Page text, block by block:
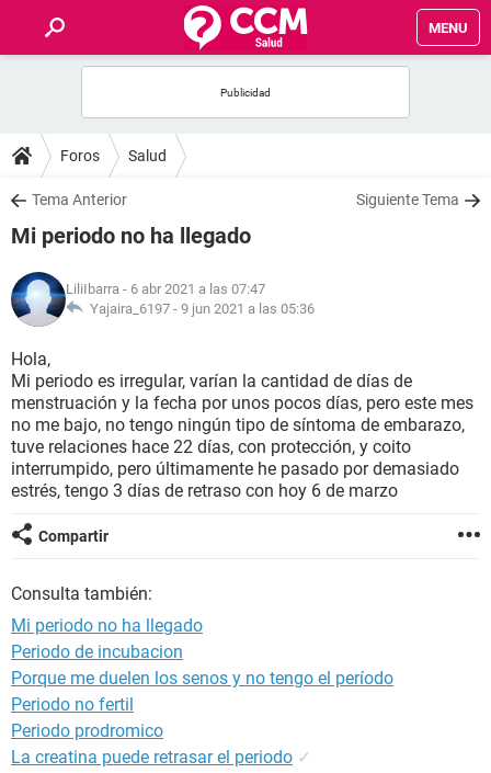
MENU
FOROS
SALUD
FAMILIA
NUTRICIÓN
BIENESTAR
SEXUALIDAD
GLOSARIO
Foros Salud
Tema Anterior Siguiente Tema
Mi periodo no ha llegado
LiliIbarra - 6 abr 2021 a las 07:47
Yajaira_6197 - 9 jun 2021 a las 05:36
Hola,
Mi periodo es irregular, varían la cantidad de días de
menstruación y la fecha por unos pocos días, pero este mes
no me bajo, no tengo ningún tipo de síntoma de embarazo,
tuve relaciones hace 22 días, con protección, y coito
interrumpido, pero últimamente he pasado por demasiado
estrés, tengo 3 días de retraso con hoy 6 de marzo
Compartir
Consulta también:
Mi periodo no ha llegado
Periodo de incubacion
Porque me duelen los senos y no tengo el período
Periodo no fertil
Periodo prodromico
La creatina puede retrasar el periodo ✓